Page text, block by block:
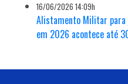
16/06/2026 14:09h
Alistamento Militar para
em 2026 acontece até